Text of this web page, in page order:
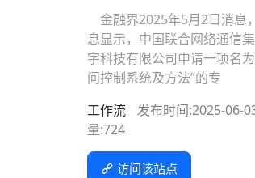
金融界2025年5月2日消息
息显示，中国联合网络通信
字科技有限公司申请一项名
问控制系统及方法”的专
工作流
发布时间:2025-06-
量:724
访问该站点